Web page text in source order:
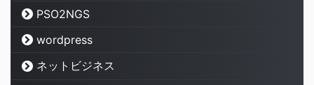
PSO2NGS
wordpress
ネットビジネス